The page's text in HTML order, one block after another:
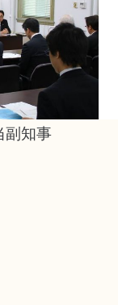
副知事